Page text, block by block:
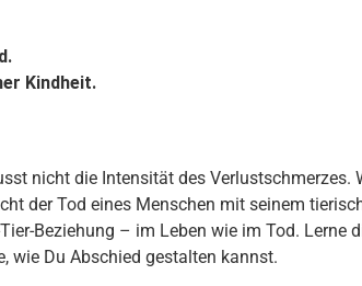
Kindheit.
nicht die Intensität des Verlustschmerzes.
der Tod eines Menschen mit seinem
Beziehung – im Leben wie im Tod. Lerne
wie Du Abschied gestalten kannst.